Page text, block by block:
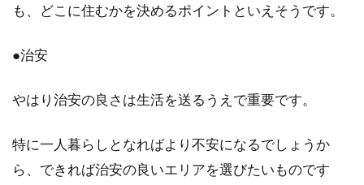
1LDKでの二人暮らし！寝室はどう配
かけで二人暮らしを始めることもあるでしょ
も、どこに住むかを決めるポイントといえそうです。
●治安
やはり治安の良さは生活を送るうえで重要です。
特に一人暮らしとなればより不安になるでしょうか
ら、できれば治安の良いエリアを選びたいものです